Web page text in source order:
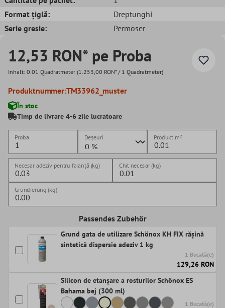
Format țiglă:
Dreptunghi
Serie gresie:
Permoser
12,53 RON* pe Proba
Inhalt: 0.01 Quadratmeter (1.253,00 RON* / 1 Quadratmeter)
Produktnummer:TM33962_muster
În stoc
Timp de livrare 4-6 zile lucratoare
Proba Deșeuri Produkt m²
Necesar adeziv pentru faianță (kg) Chit necesar (kg)
Grundierung (kg)
Passendes Zubehör
Grund gata de utilizare Schönox KH FIX rășină
sintetică dispersie adeziv 1 kg
1 Bucată(e)
129,26 RON
Silicon de etanșare a rosturilor Schönox ES
Bahama bej (300 ml)
1 Bucată(e)